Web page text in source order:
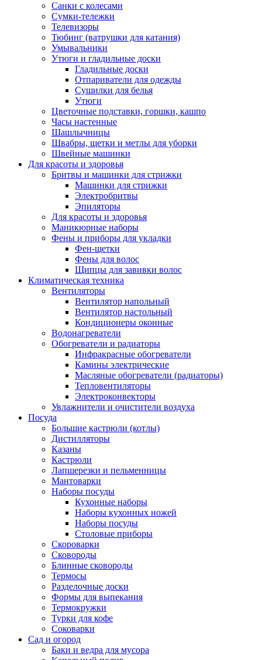
Санки с колесами
Сумки-тележки
Телевизоры
Тюбинг (ватрушки для катания)
Умывальники
Утюги и гладильные доски
Гладильные доски
Отпариватели для одежды
Сушилки для белья
Утюги
Цветочные подставки, горшки, кашпо
Часы настенные
Шашлычницы
Швабры, щетки и метлы для уборки
Швейные машинки
Для красоты и здоровья
Бритвы и машинки для стрижки
Машинки для стрижки
Электробритвы
Эпиляторы
Для красоты и здоровья
Маникюрные наборы
Фены и приборы для укладки
Фен-щетки
Фены для волос
Щипцы для завивки волос
Климатическая техника
Вентиляторы
Вентилятор напольный
Вентилятор настольный
Кондиционеры оконные
Водонагреватели
Обогреватели и радиаторы
Инфракрасные обогреватели
Камины электрические
Масляные обогреватели (радиаторы)
Тепловентиляторы
Электроконвекторы
Увлажнители и очистители воздуха
Посуда
Большие кастрюли (котлы)
Дистилляторы
Казаны
Кастрюли
Лапшерезки и пельменницы
Мантоварки
Наборы посуды
Кухонные наборы
Наборы кухонных ножей
Наборы посуды
Столовые приборы
Скороварки
Сковороды
Блинные сковороды
Термосы
Разделочные доски
Формы для выпекания
Термокружки
Турки для кофе
Соковарки
Сад и огород
Баки и ведра для мусора